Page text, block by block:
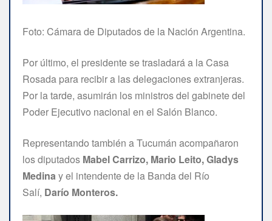
Foto: Cámara de Diputados de la Nación Argentina.
Por último, el presidente se trasladará a la Casa
Rosada para recibir a las delegaciones extranjeras.
Por la tarde, asumirán los ministros del gabinete del
Poder Ejecutivo nacional en el Salón Blanco.
Representando también a Tucumán acompañaron
los diputados Mabel Carrizo, Mario Leito, Gladys
Medinay el intendente de la Banda del Río
Salí, Darío Monteros.